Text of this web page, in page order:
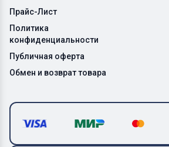
Прайс-Лист
Политика
конфиденциальности
Публичная оферта
Обмен и возврат товара